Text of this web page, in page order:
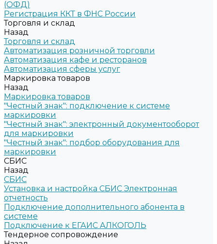
(ОФД)
Регистрация ККТ в ФНС России
Торговля и склад
Назад
Торговля и склад
Автоматизация розничной торговли
Автоматизация кафе и ресторанов
Автоматизация сферы услуг
Маркировка товаров
Назад
Маркировка товаров
"Честный знак": подключение к системе
маркировки
"Честный знак": электронный документооборот
для маркировки
"Честный знак": подбор оборудования для
маркировки
СБИС
Назад
СБИС
Установка и настройка СБИС Электронная
отчетность
Подключение дополнительного абонента в
системе
Подключение к ЕГАИС АЛКОГОЛЬ
Тендерное сопровождение